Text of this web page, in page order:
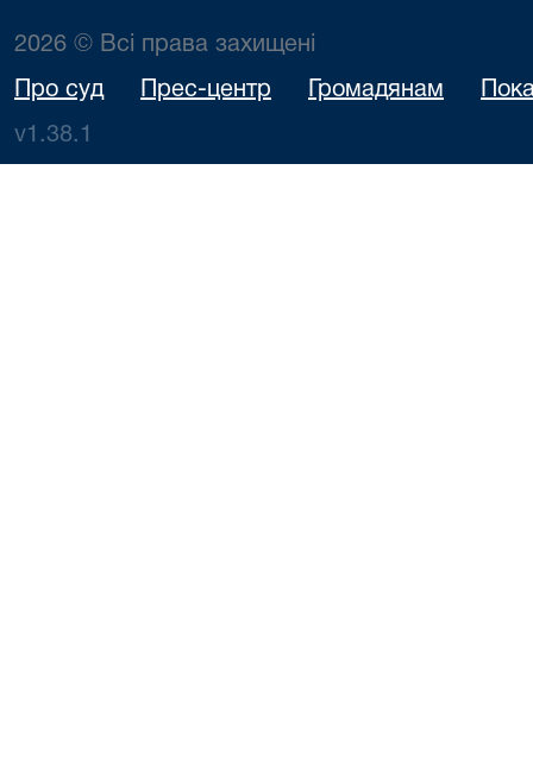
2026 © Всі права захищені
Про суд Прес-центр Громадянам
v1.38.1